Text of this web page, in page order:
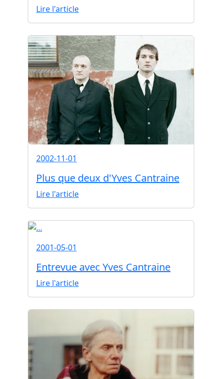
Lire l'article
2002-11-01
Plus que deux d'Yves Cantraine
Lire l'article
2001-05-01
Entrevue avec Yves Cantraine
Lire l'article